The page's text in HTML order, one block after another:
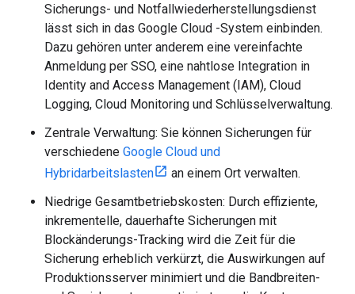
Sicherungs- und Notfallwiederherstellungsdienst
lässt sich in das Google Cloud -System einbinden.
Dazu gehören unter anderem eine vereinfachte
Anmeldung per SSO, eine nahtlose Integration in
Identity and Access Management (IAM), Cloud
Logging, Cloud Monitoring und Schlüsselverwaltung.
Zentrale Verwaltung: Sie können Sicherungen für
verschiedene Google Cloud und
Hybridarbeitslasten
an einem Ort verwalten.
Niedrige Gesamtbetriebskosten: Durch effiziente,
inkrementelle, dauerhafte Sicherungen mit
Blockänderungs-Tracking wird die Zeit für die
Sicherung erheblich verkürzt, die Auswirkungen auf
Produktionsserver minimiert und die Bandbreiten-